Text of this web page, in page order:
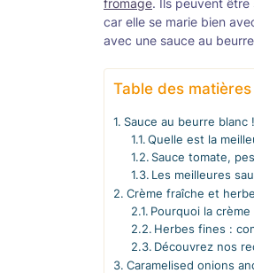
car elle se marie bien
avec une sauce au
Table des matières
Sauce au beurre blanc !
Quelle est la
Sauce tomate,
Les meilleures
Crème fraîche et
Pourquoi la
Herbes fines :
Découvrez nos
Caramelised onions